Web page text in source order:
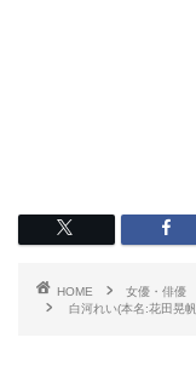
HOME
女優・俳優
白河れい(本名:花田晃